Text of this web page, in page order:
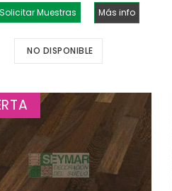
Solicitar Muestras Más info
NO DISPONIBLE